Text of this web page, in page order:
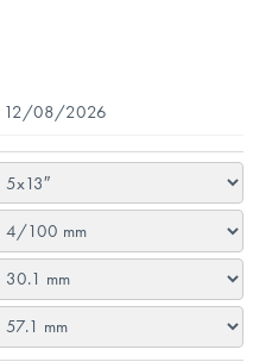
12/08/2026